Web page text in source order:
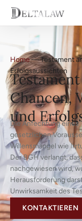
Home—Testament
Erfolgsaussichten
Chancen,
und
Die Anfechtung eines
gesetzlichen
Willensmängel wie
Der BGH verlangt,
nachgewiesen wird,
Herausforderung
Unwirksamkeit des
KONTAKTIEREN